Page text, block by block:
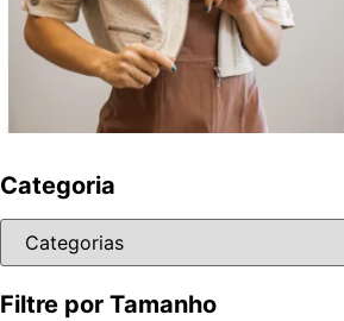
Categoria
Filtre por Tamanho